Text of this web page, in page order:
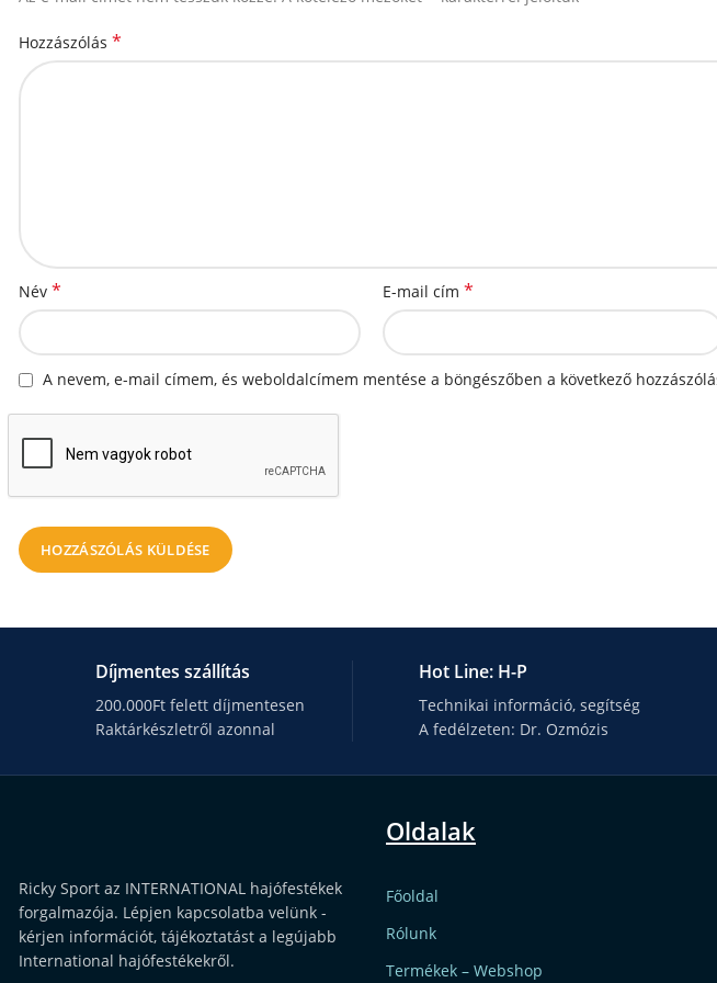
Hozzászólás *
Név * E-mail cím *
A nevem, e-mail címem, és weboldalcímem mentése a böngészőben a következő
Díjmentes szállítás
200.000Ft felett díjmentesen
Raktárkészletről azonnal
Hot Line: H-P
Technikai információ, segítség
A fedélzeten: Dr. Ozmózis
Ricky Sport az INTERNATIONAL hajófestékek
forgalmazója. Lépjen kapcsolatba velünk -
kérjen információt, tájékoztatást a legújabb
International hajófestékekről.
Oldalak
Főoldal
Rólunk
Termékek – Webshop